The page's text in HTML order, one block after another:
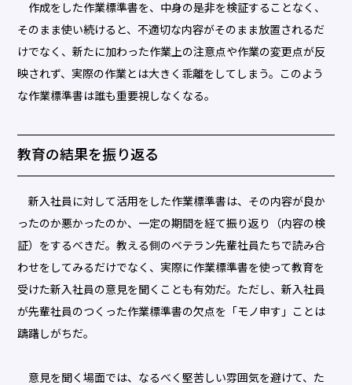
作成をした作業標準書を、中身の是非を検証することなく、
そのまま使い続けると、不適切な内容がそのまま放置されるだ
けでなく、新たに加わった作業上の注意点や作業の変更点が反
映されず、実際の作業とは大きく乖離をしてしまう。このよう
な作業標準書は誰も重要視しなくなる。
教育の結果を振り返る
新入社員に対して活用をした作業標準書は、その内容が良か
ったのか悪かったのか、一定の期間を経て振り返り（内容の検
証）をするべきだ。教える側のベテラン先輩社員たちで読み合
わせをしてみるだけでなく、実際に作業標準書を使って教育を
受けた新入社員の意見を聞くことも有効だ。ただし、新入社員
が先輩社員のつくった作業標準書の欠点を「モノ申す」ことは
躊躇しがちだ。
意見を聞く場面では、なるべく堅苦しい雰囲気を避けて、た